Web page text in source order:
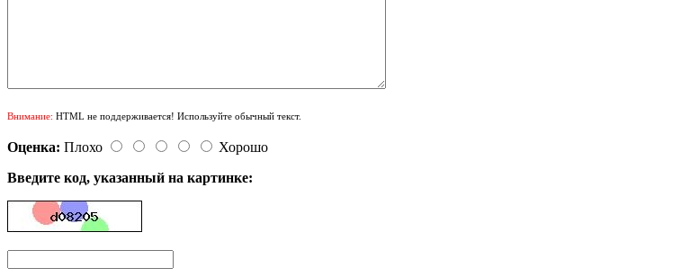
Внимание: HTML не поддерживается! Используйте обычный текст.
Оценка: Плохо
Хорошо
Введите код, указанный на картинке: